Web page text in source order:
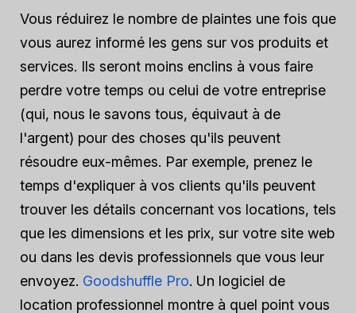
Vous réduirez le nombre de plaintes une fois que
vous aurez informé les gens sur vos produits et
services. Ils seront moins enclins à vous faire
perdre votre temps ou celui de votre entreprise
(qui, nous le savons tous, équivaut à de
l'argent) pour des choses qu'ils peuvent
résoudre eux-mêmes. Par exemple, prenez le
temps d'expliquer à vos clients qu'ils peuvent
trouver les détails concernant vos locations, tels
que les dimensions et les prix, sur votre site web
ou dans les devis professionnels que vous leur
envoyez. Goodshuffle Pro. Un logiciel de
location professionnel montre à quel point vous